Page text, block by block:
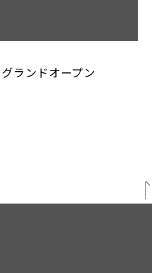
ランドオープン